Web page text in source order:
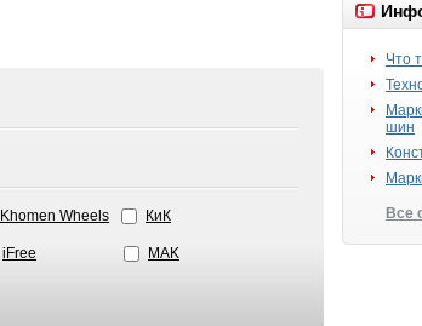
Что
шин
Все
Khomen Wheels КиК
iFree MAK